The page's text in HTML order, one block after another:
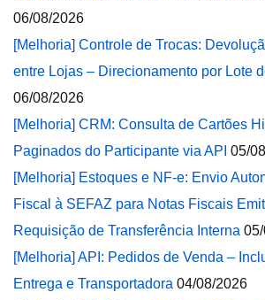
06/08/2026
[Melhoria] Controle de Trocas:
entre Lojas – Direcionamento por Lote
06/08/2026
[Melhoria] CRM: Consulta de Cartões
Paginados do Participante via API 05/
[Melhoria] Estoques e NF-e: Envio
Fiscal à SEFAZ para Notas Fiscais
Requisição de Transferência Interna
[Melhoria] API: Pedidos de Venda –
Entrega e Transportadora 04/08/2026